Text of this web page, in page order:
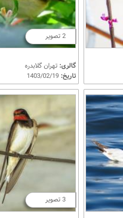
2 تصویر
گالری: تهران گلابدره
تاریخ: 1403/02/19
3 تصویر